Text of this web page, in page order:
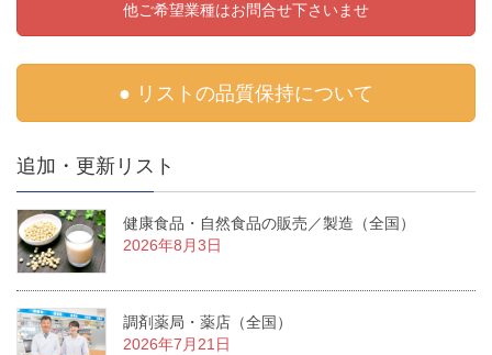
他ご希望業種はお問合せ下さいませ
● リストの品質保持について
追加・更新リスト
健康食品・自然食品の販売／製造（全国）
2026年8月3日
調剤薬局・薬店（全国）
2026年7月21日